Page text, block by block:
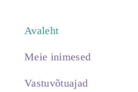
Avaleht
Meie inimesed
Vastuvõtuajad